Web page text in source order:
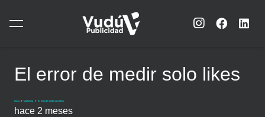
El error de medir solo likes
Inicio Marketing El error de medir solo likes
hace 2 meses